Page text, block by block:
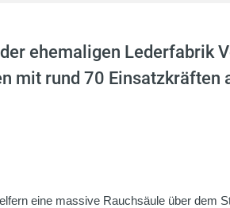
ehemaligen Lederfabrik
mit rund 70 Einsatzkräften
eine massive Rauchsäule über dem